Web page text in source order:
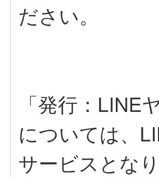
ださい。
「発行：
については、
サービスとな